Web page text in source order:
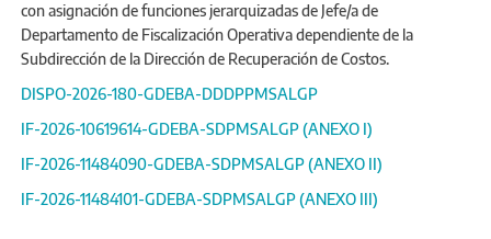
con asignación de funciones jerarquizadas de Jefe/a de
Departamento de Fiscalización Operativa dependiente de la
Subdirección de la Dirección de Recuperación de Costos.
DISPO-2026-180-GDEBA-DDDPPMSALGP
IF-2026-10619614-GDEBA-SDPMSALGP (ANEXO I)
IF-2026-11484090-GDEBA-SDPMSALGP (ANEXO II)
IF-2026-11484101-GDEBA-SDPMSALGP (ANEXO III)